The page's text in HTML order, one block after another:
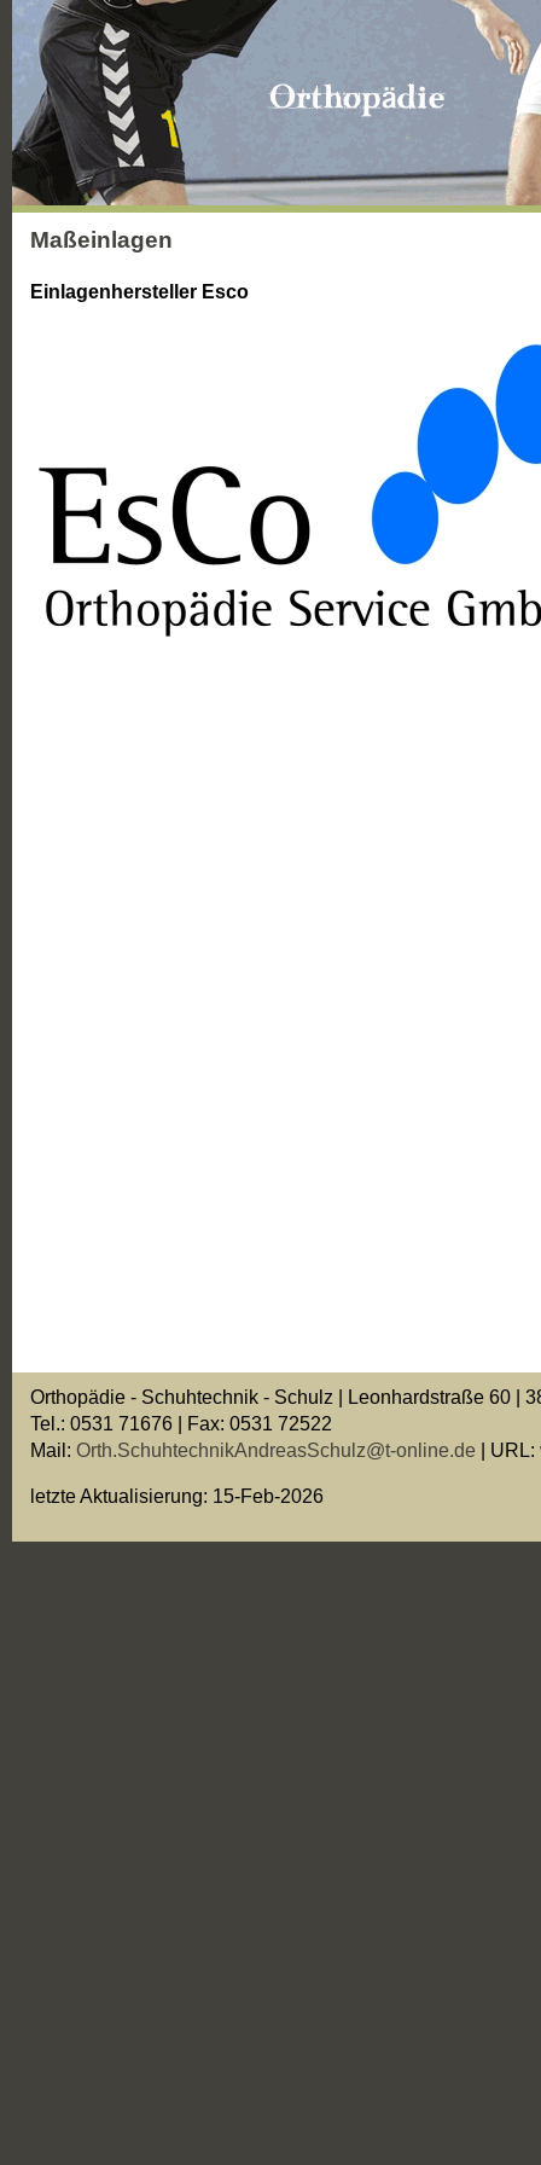
Maßeinlagen
Einlagenhersteller Esco
Orthopädie - Schuhtechnik - Schulz | Leonhardstraße 60 |
Tel.: 0531 71676 | Fax: 0531 72522
Mail: Orth.SchuhtechnikAndreasSchulz@t-online.de | URL:
letzte Aktualisierung: 15-Feb-2026